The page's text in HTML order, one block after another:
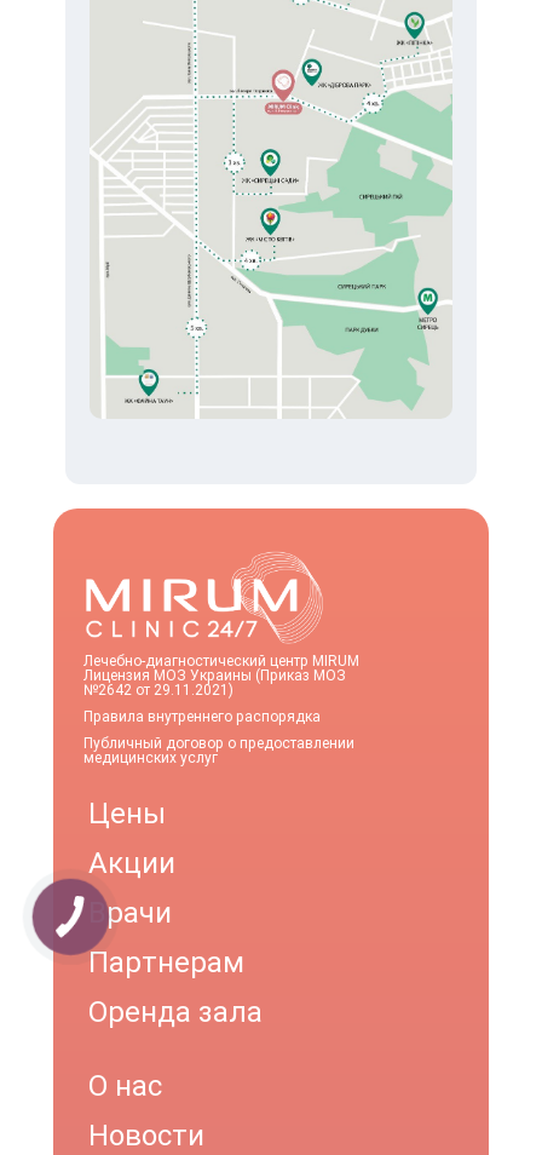
Лечебно-диагностический центр MIRUM
Лицензия МОЗ Украины (Приказ МОЗ
№2642 от 29.11.2021)
Правила внутреннего распорядка
Публичный договор о предоставлении
медицинских услуг
Цены
Акции
Врачи
Партнерам
Оренда зала
О нас
Новости